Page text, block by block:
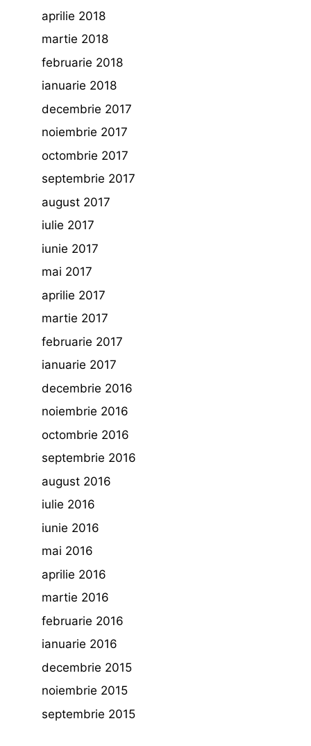
aprilie 2018
martie 2018
februarie 2018
ianuarie 2018
decembrie 2017
noiembrie 2017
octombrie 2017
septembrie 2017
august 2017
iulie 2017
iunie 2017
mai 2017
aprilie 2017
martie 2017
februarie 2017
ianuarie 2017
decembrie 2016
noiembrie 2016
octombrie 2016
septembrie 2016
august 2016
iulie 2016
iunie 2016
mai 2016
aprilie 2016
martie 2016
februarie 2016
ianuarie 2016
decembrie 2015
noiembrie 2015
septembrie 2015